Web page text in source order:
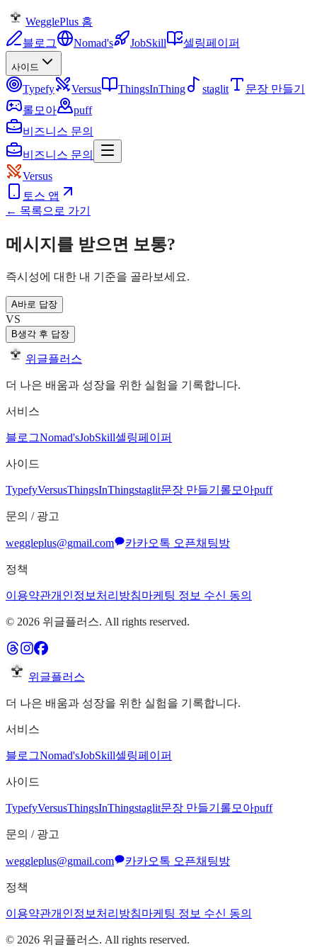
WegglePlus 홈
블로그
Nomad's JobSkill 셀링페이퍼
사이드
Typefy Versus ThingsInThing staglit
문장 만들기
롤모아
puff
비즈니스 문의
비즈니스 문의
Versus
토스 앱
← 목록으로 가기
메시지를 받으면 보통?
즉시성에 대한 내 기준을 골라보세요.
A바로 답장
VS
B생각 후 답장
위글플러스
더 나은 배움과 성장을 위한 실험을 기록합니다.
서비스
블로그Nomad'sJobSkill셀링페이퍼
사이드
TypefyVersusThingsInThingstaglit문장 만들기 롤모아puff
문의 / 광고
weggleplus@gmail.com 카카오톡 오픈채팅방
정책
이용약관개인정보처리방침마케팅 정보 수신 동의
© 2026 위글플러스. All rights reserved.
위글플러스
더 나은 배움과 성장을 위한 실험을 기록합니다.
서비스
블로그Nomad'sJobSkill셀링페이퍼
사이드
TypefyVersusThingsInThingstaglit문장 만들기 롤모아puff
문의 / 광고
weggleplus@gmail.com 카카오톡 오픈채팅방
정책
이용약관개인정보처리방침마케팅 정보 수신 동의
© 2026 위글플러스. All rights reserved.